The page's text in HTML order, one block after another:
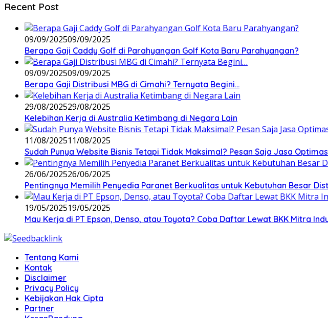
Recent Post
09/09/202509/09/2025
Berapa Gaji Caddy Golf di Parahyangan Golf Kota Baru Parahyangan?
09/09/202509/09/2025
Berapa Gaji Distribusi MBG di Cimahi? Ternyata Begini…
29/08/202529/08/2025
Kelebihan Kerja di Australia Ketimbang di Negara Lain
11/08/202511/08/2025
Sudah Punya Website Bisnis Tetapi Tidak Maksimal? Pesan Saja Jasa
26/06/202526/06/2025
Pentingnya Memilih Penyedia Paranet Berkualitas untuk Kebutuhan Besar
19/05/202519/05/2025
Mau Kerja di PT Epson, Denso, atau Toyota? Coba Daftar Lewat BKK Mitra
Tentang Kami
Kontak
Disclaimer
Privacy Policy
Kebijakan Hak Cipta
Partner